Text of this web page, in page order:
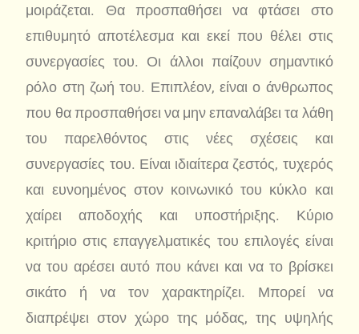
μοιράζεται. Θα προσπαθήσει να φτάσει στο
επιθυμητό αποτέλεσμα και εκεί που θέλει στις
συνεργασίες του. Οι άλλοι παίζουν σημαντικό
ρόλο στη ζωή του. Επιπλέον, είναι ο άνθρωπος
που θα προσπαθήσει να μην επαναλάβει τα λάθη
του παρελθόντος στις νέες σχέσεις και
συνεργασίες του. Είναι ιδιαίτερα ζεστός, τυχερός
και ευνοημένος στον κοινωνικό του κύκλο και
χαίρει αποδοχής και υποστήριξης. Κύριο
κριτήριο στις επαγγελματικές του επιλογές είναι
να του αρέσει αυτό που κάνει και να το βρίσκει
σικάτο ή να τον χαρακτηρίζει. Μπορεί να
διαπρέψει στον χώρο της μόδας, της υψηλής